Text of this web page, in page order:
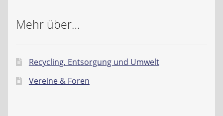
Mehr über…
Recycling, Entsorgung und Umwelt
Vereine & Foren